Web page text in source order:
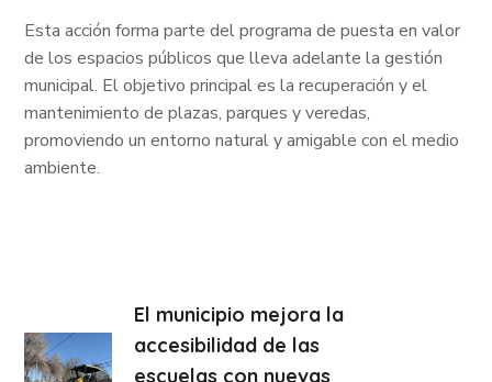
Esta acción forma parte del programa de puesta en valor
de los espacios públicos que lleva adelante la gestión
municipal. El objetivo principal es la recuperación y el
mantenimiento de plazas, parques y veredas,
promoviendo un entorno natural y amigable con el medio
ambiente.
El municipio mejora la
accesibilidad de las
escuelas con nuevas